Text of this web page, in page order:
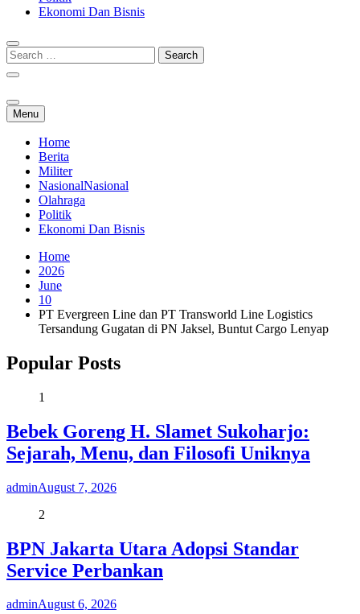
Ekonomi Dan Bisnis
Menu
Home
Berita
Militer
NasionalNasional
Olahraga
Politik
Ekonomi Dan Bisnis
Home
2026
June
10
PT Evergreen Line dan PT Transworld Line Logistics
Tersandung Gugatan di PN Jaksel, Buntut Cargo Lenyap
Popular Posts
1
Bebek Goreng H. Slamet Sukoharjo:
Sejarah, Menu, dan Filosofi Uniknya
adminAugust 7, 2026
2
BPN Jakarta Utara Adopsi Standar
Service Perbankan
adminAugust 6, 2026